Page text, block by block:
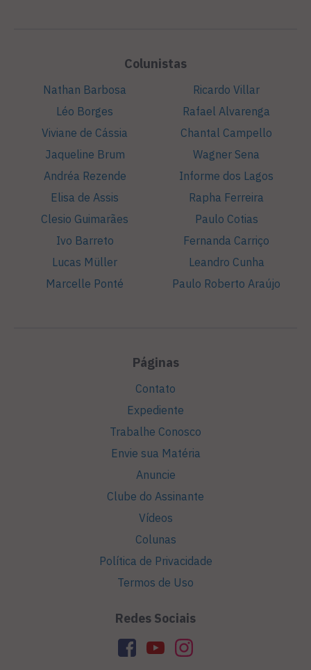
Colunistas
Nathan Barbosa
Léo Borges
Viviane de Cássia
Jaqueline Brum
Andréa Rezende
Elisa de Assis
Clesio Guimarães
Ivo Barreto
Lucas Müller
Marcelle Ponté
Ricardo Villar
Rafael Alvarenga
Chantal Campello
Wagner Sena
Informe dos Lagos
Rapha Ferreira
Paulo Cotias
Fernanda Carriço
Leandro Cunha
Paulo Roberto Araújo
Páginas
Contato
Expediente
Trabalhe Conosco
Envie sua Matéria
Anuncie
Clube do Assinante
Vídeos
Colunas
Política de Privacidade
Termos de Uso
Redes Sociais